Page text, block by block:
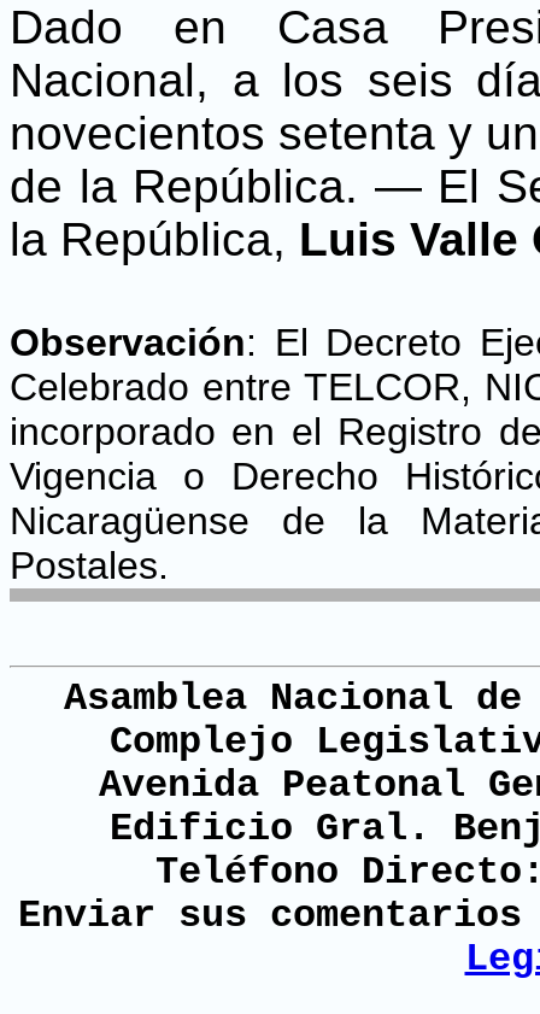
Dado en Casa
Nacional, a los seis
novecientos setenta y
de la República. — El
la República, Luis Valle
Observación: El Decreto
Celebrado entre TELCOR,
incorporado en el Registro
Vigencia o Derecho
Nicaragüense de la
Postales.
Asamblea Nacional
Complejo
Avenida Peatonal
Edificio Gral.
Teléfono
Enviar sus